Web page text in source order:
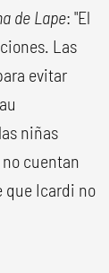
de Lape: "El
Las
evitar
niñas
cuentan
que Icardi no